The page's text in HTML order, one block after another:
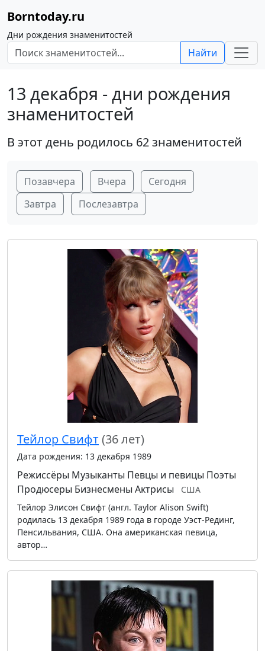
Borntoday.ru
Дни рождения знаменитостей
Найти
13 декабря - дни рождения
знаменитостей
В этот день родилось 62 знаменитостей
Позавчера Вчера
Сегодня
Завтра
Послезавтра
Тейлор Свифт (36 лет)
Дата рождения: 13 декабря 1989
Режиссёры Музыканты Певцы и певицы Поэты
Продюсеры Бизнесмены Актрисы
США
Тейлор Элисон Свифт (англ. Taylor Alison Swift)
родилась 13 декабря 1989 года в городе Уэст-Рединг,
Пенсильвания, США. Она американская певица,
автор…